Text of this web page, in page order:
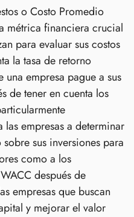
o Costo Promedio
métrica financiera crucial
para evaluar sus costos
la tasa de retorno
empresa pague a sus
de tener en cuenta los
empresas a determinar
sus inversiones para
como a los
después de
empresas que buscan
y mejorar el valor